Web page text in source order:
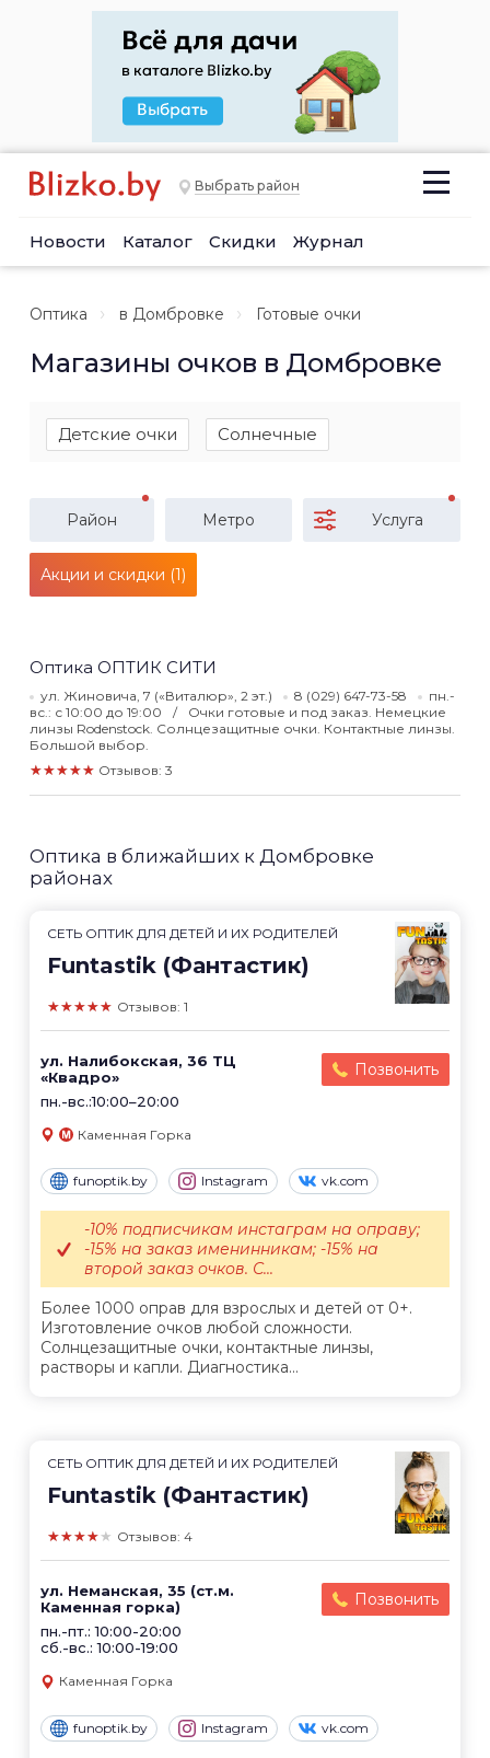
Выбрать район
Новости Каталог Скидки Журнал
Оптика в Домбровке Готовые очки
Магазины очков в Домбровке
Детские очки Солнечные
Район Метро Услуга
Акции и скидки (1)
Оптика ОПТИК СИТИ
ул. Жиновича, 7 («Виталюр», 2 эт.) 8 (029) 647-73-58
пн.-
вс.: с 10:00 до 19:00
Очки готовые и под заказ. Немецкие
линзы Rodenstock. Солнцезащитные очки. Контактные линзы.
Большой выбор.
★★★★★ Отзывов: 3
Оптика в ближайших к Домбровке
районах
СЕТЬ ОПТИК ДЛЯ ДЕТЕЙ И ИХ РОДИТЕЛЕЙ
Funtastik (Фантастик)
★★★★★ Отзывов: 1
ул. Налибокская, 36 ТЦ
«Квадро»
пн.-вс.:10:00–20:00
Позвонить
Каменная Горка
funoptik.by Instagram vk.com
Более 1000 оправ для взрослых и детей от 0+.
Изготовление очков любой сложности.
Солнцезащитные очки, контактные линзы,
растворы и капли. Диагностика...
-10% подписчикам инстаграм на оправу;
-15% на заказ именинникам; -15% на
второй заказ очков. С...
СЕТЬ ОПТИК ДЛЯ ДЕТЕЙ И ИХ РОДИТЕЛЕЙ
Funtastik (Фантастик)
★★★★★ Отзывов: 4
ул. Неманская, 35 (ст.м.
Каменная горка)
пн.-пт.: 10:00-20:00
сб.-вс.: 10:00-19:00
Позвонить
Каменная Горка
funoptik.by Instagram vk.com